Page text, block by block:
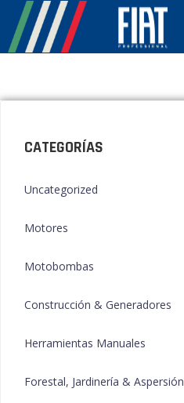
CATEGORÍAS
Uncategorized
Motores
Motobombas
Construcción & Generadores
Herramientas Manuales
Forestal, Jardinería & Aspersión